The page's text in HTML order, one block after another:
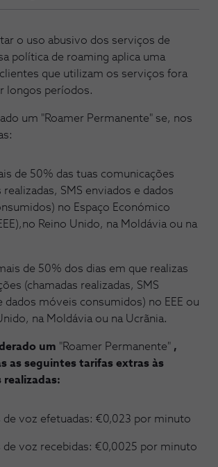
o uso abusivo dos serviços de
política de roaming aplica uma
que utilizam os serviços fora
longos períodos.
um "Roamer Permanente" se, nos
de 50% das tuas comunicações
realizadas, SMS enviados e dados
no Espaço Económico
Reino Unido, na Moldávia ou na
de 50% dos dias em que realizas
(chamadas realizadas, SMS
dados móveis consumidos) no EEE ou
na Moldávia ou na Ucrãnia.
um "Roamer Permanente" ,
as seguintes tarifas extras às
realizadas:
de voz efetuadas: €0,023 por minuto
de voz recebidas: €0,0025 por minuto